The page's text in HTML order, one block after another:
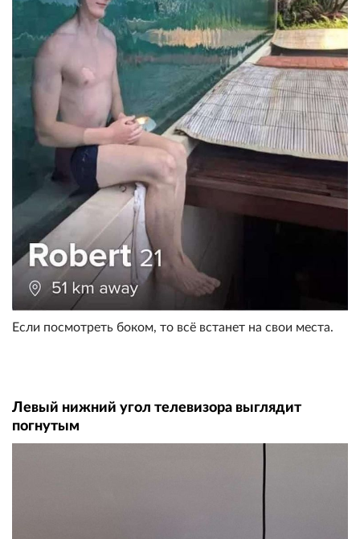
Если посмотреть боком, то всё встанет на свои места.
Левый нижний угол телевизора выглядит
погнутым